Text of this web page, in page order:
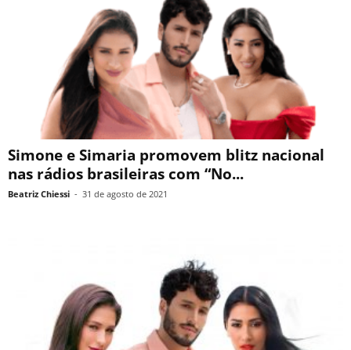
Simone e Simaria promovem blitz nacional
nas rádios brasileiras com “No...
Beatriz Chiessi - 31 de agosto de 2021